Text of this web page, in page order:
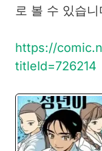
로 볼 수 있습니
https://
titleId=726214